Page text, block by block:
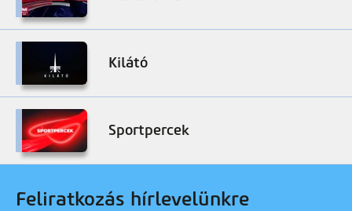
Kilátó
Sportpercek
Feliratkozás hírlevelünkre